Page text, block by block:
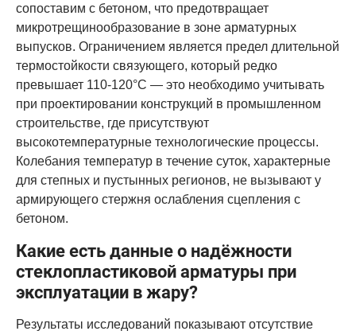
сопоставим с бетоном, что предотвращает
микротрещинообразование в зоне арматурных
выпусков. Ограничением является предел длительной
термостойкости связующего, который редко
превышает 110-120°C — это необходимо учитывать
при проектировании конструкций в промышленном
строительстве, где присутствуют
высокотемпературные технологические процессы.
Колебания температур в течение суток, характерные
для степных и пустынных регионов, не вызывают у
армирующего стержня ослабления сцепления с
бетоном.
Какие есть данные о надёжности
стеклопластиковой арматуры при
эксплуатации в жару?
Результаты исследований показывают отсутствие